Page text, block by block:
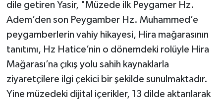
dile getiren Yasir, "Müzede ilk Peygamer Hz.
Adem’den son Peygamber Hz. Muhammed’e
peygamberlerin vahiy hikayesi, Hira mağarasının
tanıtımı, Hz Hatice’nin o dönemdeki rolüyle Hira
Mağarası’na çıkış yolu sahih kaynaklarla
ziyaretçilere ilgi çekici bir şekilde sunulmaktadır.
Yine müzedeki dijital içerikler, 13 dilde aktarılarak
Konya Müftülüğü
Kütahya Müftülüğü
Malatya Müftülüğü
Manisa Müftülüğü